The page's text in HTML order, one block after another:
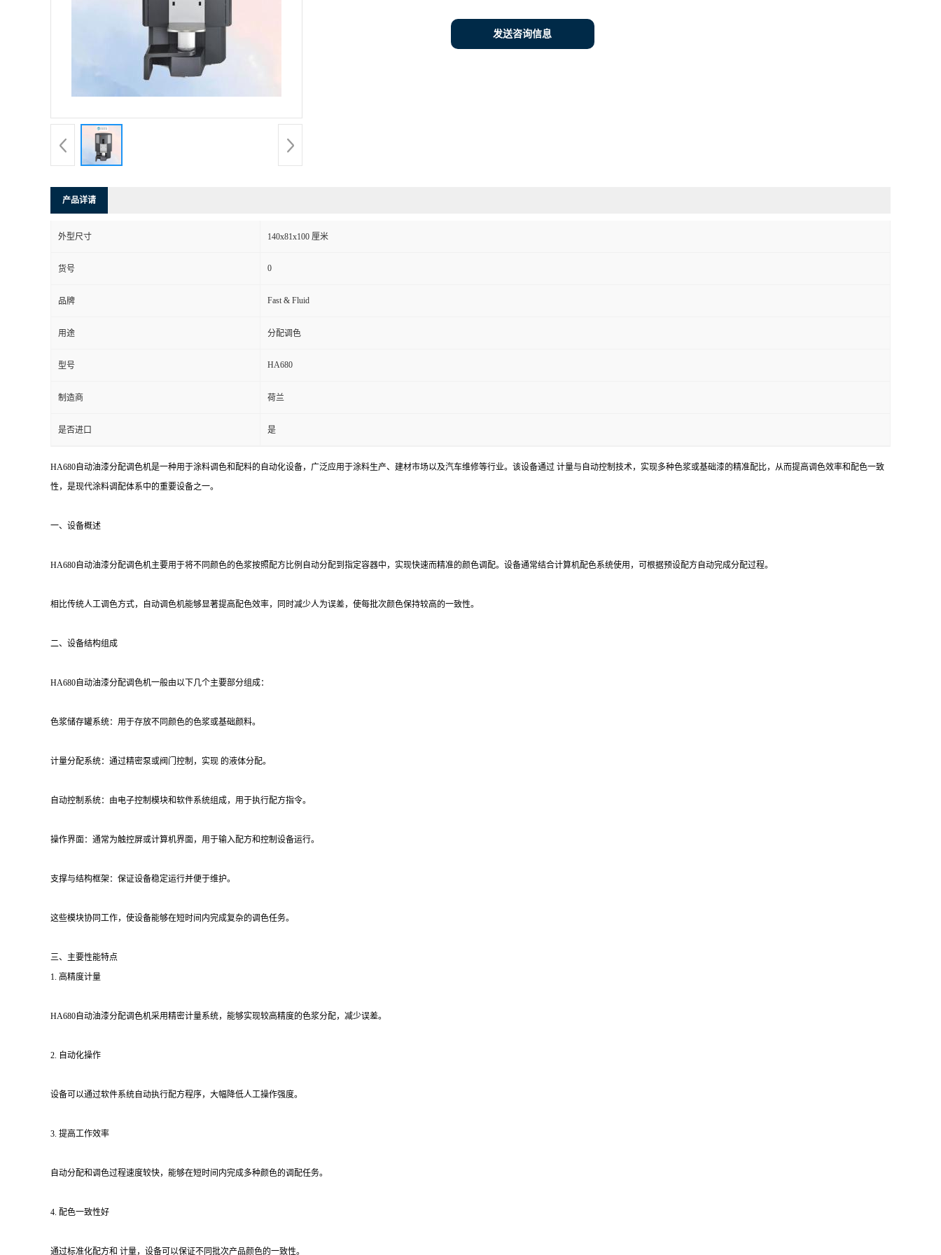
发送咨询信息
产品详请
外型尺寸 140x81x100 厘米
货号 0
品牌 Fast & Fluid
用途 分配调色
型号 HA680
制造商 荷兰
是否进口 是
HA680自动油漆分配调色机是一种用于涂料调色和配料的自动化设备，广泛应用于涂料生产、建材市场以及汽车维修等行业。该设备通过 计量与自动控制技术，实现多种色浆或基础漆的精准配比，从而提高调色效率和配色一致
性，是现代涂料调配体系中的重要设备之一。
一、设备概述
HA680自动油漆分配调色机主要用于将不同颜色的色浆按照配方比例自动分配到指定容器中，实现快速而精准的颜色调配。设备通常结合计算机配色系统使用，可根据预设配方自动完成分配过程。
相比传统人工调色方式，自动调色机能够显著提高配色效率，同时减少人为误差，使每批次颜色保持较高的一致性。
二、设备结构组成
HA680自动油漆分配调色机一般由以下几个主要部分组成：
色浆储存罐系统：用于存放不同颜色的色浆或基础颜料。
计量分配系统：通过精密泵或阀门控制，实现 的液体分配。
自动控制系统：由电子控制模块和软件系统组成，用于执行配方指令。
操作界面：通常为触控屏或计算机界面，用于输入配方和控制设备运行。
支撑与结构框架：保证设备稳定运行并便于维护。
这些模块协同工作，使设备能够在短时间内完成复杂的调色任务。
三、主要性能特点
1. 高精度计量
HA680自动油漆分配调色机采用精密计量系统，能够实现较高精度的色浆分配，减少误差。
2. 自动化操作
设备可以通过软件系统自动执行配方程序，大幅降低人工操作强度。
3. 提高工作效率
自动分配和调色过程速度较快，能够在短时间内完成多种颜色的调配任务。
4. 配色一致性好
通过标准化配方和 计量，设备可以保证不同批次产品颜色的一致性。